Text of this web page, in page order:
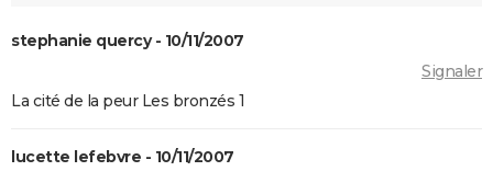
Fratè
Les Tuche 4 : la mort de Michel Blanc a été "terrible"
pour Jean-Paul Rouve
Les Aventures de Rabbi Jacob
stephanie quercy - 10/11/2007
Signaler
La cité de la peur Les bronzés 1
lucette lefebvre - 10/11/2007